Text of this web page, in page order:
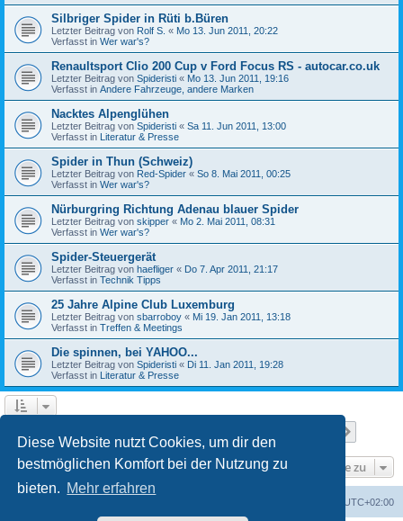
Diese Website nutzt Cookies, um dir den
bestmöglichen Komfort bei der Nutzung zu
bieten. Mehr erfahren
Silbriger Spider in Rüti b.Büren
Letzter Beitrag von Rolf S. « Mo 13. Jun 2011, 20:22
Verfasst in Wer war's?
Renaultsport Clio 200 Cup v Ford Focus RS - autocar.co.uk
Letzter Beitrag von Spideristi « Mo 13. Jun 2011, 19:16
Verfasst in Andere Fahrzeuge, andere Marken
Nacktes Alpenglühen
Letzter Beitrag von Spideristi « Sa 11. Jun 2011, 13:00
Verfasst in Literatur & Presse
Spider in Thun (Schweiz)
Letzter Beitrag von Red-Spider « So 8. Mai 2011, 00:25
Verfasst in Wer war's?
Nürburgring Richtung Adenau blauer Spider
Letzter Beitrag von skipper « Mo 2. Mai 2011, 08:31
Verfasst in Wer war's?
Spider-Steuergerät
Letzter Beitrag von haefliger « Do 7. Apr 2011, 21:17
Verfasst in Technik Tipps
25 Jahre Alpine Club Luxemburg
Letzter Beitrag von sbarroboy « Mi 19. Jan 2011, 13:18
Verfasst in Treffen & Meetings
Die spinnen, bei YAHOO...
Letzter Beitrag von Spideristi « Di 11. Jan 2011, 19:28
Verfasst in Literatur & Presse
Gehe zu
UTC+02:00